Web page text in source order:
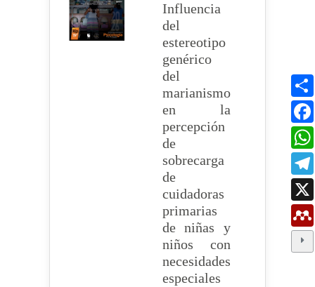
Influencia
del
estereotipo
genérico
del
marianismo
en la
percepción
de
sobrecarga
de
cuidadoras
primarias
de niñas y
niños con
necesidades
especiales